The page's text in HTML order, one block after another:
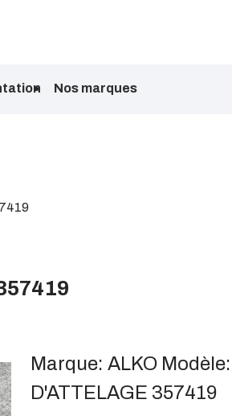
Nos marques
Marque: ALKO Modèle:
D'ATTELAGE 357419